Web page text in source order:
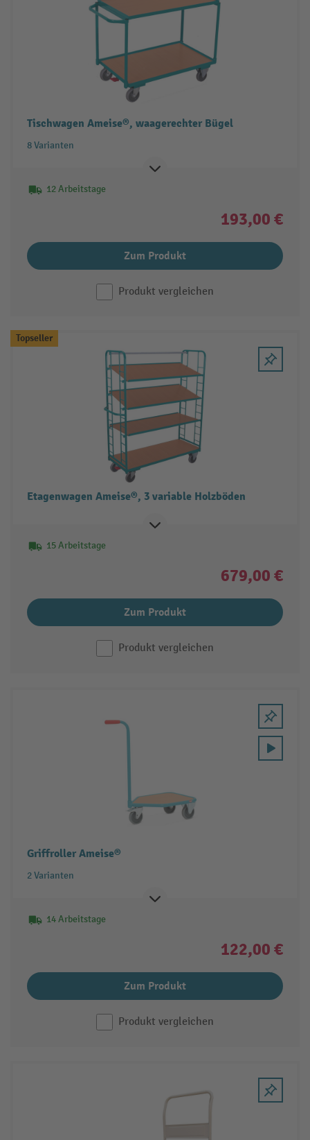
Tischwagen Ameise®, waagerechter Bügel
8 Varianten
12 Arbeitstage
193,00 €
Zum Produkt
Produkt vergleichen
Topseller
Etagenwagen Ameise®, 3 variable Holzböden
15 Arbeitstage
679,00 €
Zum Produkt
Produkt vergleichen
Griffroller Ameise®
2 Varianten
14 Arbeitstage
122,00 €
Zum Produkt
Produkt vergleichen